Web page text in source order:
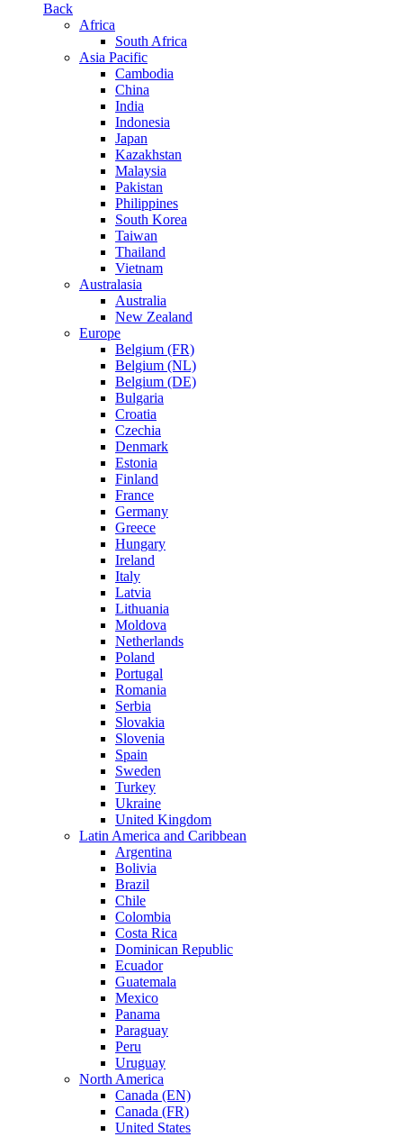
Back
Africa
South Africa
Asia Pacific
Cambodia
China
India
Indonesia
Japan
Kazakhstan
Malaysia
Pakistan
Philippines
South Korea
Taiwan
Thailand
Vietnam
Australasia
Australia
New Zealand
Europe
Belgium (FR)
Belgium (NL)
Belgium (DE)
Bulgaria
Croatia
Czechia
Denmark
Estonia
Finland
France
Germany
Greece
Hungary
Ireland
Italy
Latvia
Lithuania
Moldova
Netherlands
Poland
Portugal
Romania
Serbia
Slovakia
Slovenia
Spain
Sweden
Turkey
Ukraine
United Kingdom
Latin America and Caribbean
Argentina
Bolivia
Brazil
Chile
Colombia
Costa Rica
Dominican Republic
Ecuador
Guatemala
Mexico
Panama
Paraguay
Peru
Uruguay
North America
Canada (EN)
Canada (FR)
United States